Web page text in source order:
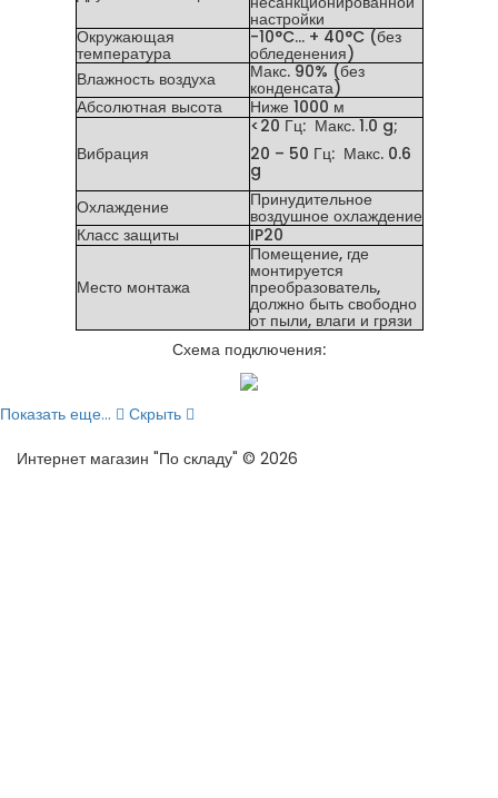
настройки
Окружающая
температура
-10°C… + 40°C (без
обледенения)
Влажность воздуха
Макс. 90% (без
конденсата)
Абсолютная высота
Ниже 1000 м
Вибрация
<20 Гц: Макс. 1.0 g;
20 – 50 Гц: Макс. 0.6
g
Охлаждение
Принудительное
воздушное охлаждение
Класс защиты
IP20
Место монтажа
Помещение, где
монтируется
преобразователь,
должно быть свободно
от пыли, влаги и грязи
Схема подключения:
Показать еще...
Скрыть
Интернет магазин "По складу" © 2026